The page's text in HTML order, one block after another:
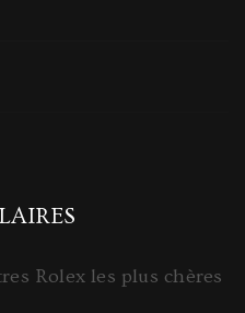
Rolex les plus chères